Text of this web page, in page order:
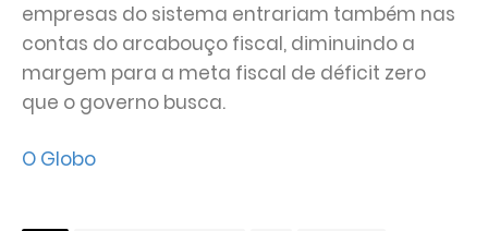
empresas do sistema entrariam também nas
contas do arcabouço fiscal, diminuindo a
margem para a meta fiscal de déficit zero
que o governo busca.
O Globo